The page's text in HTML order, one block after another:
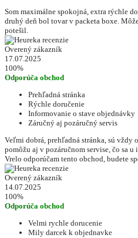
Som maximálne spokojná, extra rýchle
druhý deň bol tovar v packeta boxe.
potešil.
Overený zákazník
17.07.2025
100%
Odporúča obchod
Prehľadná stránka
Rýchle doručenie
Informovanie o stave objednávky
Záručný aj pozáručný servis
Veľmi dobrá, prehľadná stránka, sú vždy
pomôžu aj v pozáručnom servise, čo sa
Vrelo odporúčam tento obchod, budete
Overený zákazník
14.07.2025
100%
Odporúča obchod
Velmi rychle dorucenie
Mily darcek k objednavke